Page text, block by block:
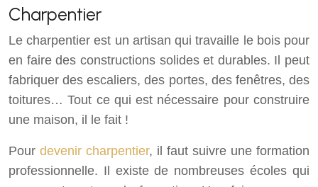
Charpentier
Le charpentier est un artisan qui travaille le bois pour
en faire des constructions solides et durables. Il peut
fabriquer des escaliers, des portes, des fenêtres, des
toitures… Tout ce qui est nécessaire pour construire
une maison, il le fait !
Pour devenir charpentier, il faut suivre une formation
professionnelle. Il existe de nombreuses écoles qui